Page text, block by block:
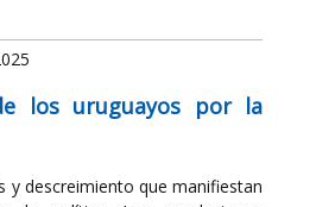
los uruguayos por la
y descreimiento que manifiestan